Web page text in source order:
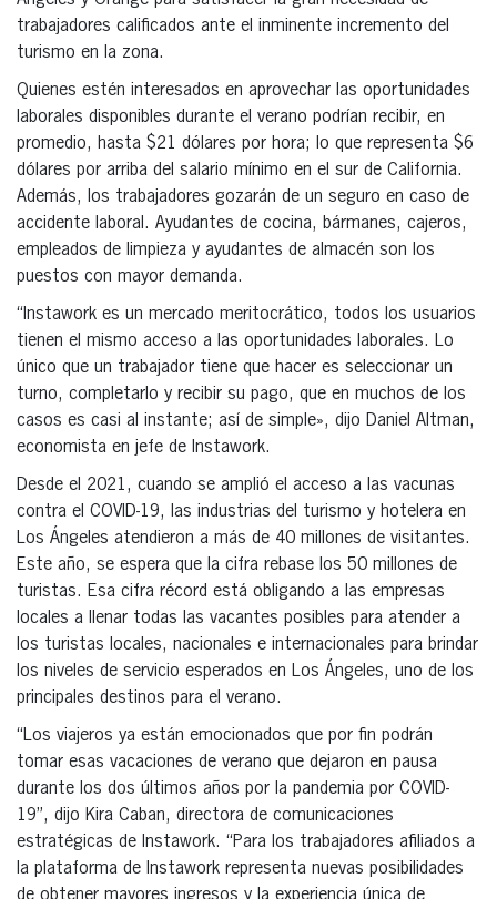
trabajadores calificados ante el inminente incremento del
turismo en la zona.
Quienes estén interesados en aprovechar las oportunidades
laborales disponibles durante el verano podrían recibir, en
promedio, hasta $21 dólares por hora; lo que representa $6
dólares por arriba del salario mínimo en el sur de California.
Además, los trabajadores gozarán de un seguro en caso de
accidente laboral. Ayudantes de cocina, bármanes, cajeros,
empleados de limpieza y ayudantes de almacén son los
puestos con mayor demanda.
“Instawork es un mercado meritocrático, todos los usuarios
tienen el mismo acceso a las oportunidades laborales. Lo
único que un trabajador tiene que hacer es seleccionar un
turno, completarlo y recibir su pago, que en muchos de los
casos es casi al instante; así de simple», dijo Daniel Altman,
economista en jefe de Instawork.
Desde el 2021, cuando se amplió el acceso a las vacunas
contra el COVID-19, las industrias del turismo y hotelera en
Los Ángeles atendieron a más de 40 millones de visitantes.
Este año, se espera que la cifra rebase los 50 millones de
turistas. Esa cifra récord está obligando a las empresas
locales a llenar todas las vacantes posibles para atender a
los turistas locales, nacionales e internacionales para brindar
los niveles de servicio esperados en Los Ángeles, uno de los
principales destinos para el verano.
“Los viajeros ya están emocionados que por fin podrán
tomar esas vacaciones de verano que dejaron en pausa
durante los dos últimos años por la pandemia por COVID-
19”, dijo Kira Caban, directora de comunicaciones
estratégicas de Instawork. “Para los trabajadores afiliados a
la plataforma de Instawork representa nuevas posibilidades
de obtener mayores ingresos y la experiencia única de